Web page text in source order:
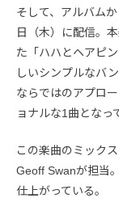
そして、アルバム
日（木）に配信。
た「ハハとヘアピ
しいシンプルなバ
ならではのアプロ
ョナルな1曲となっ
この楽曲のミック
Geoff Swanが担当
仕上がっている。